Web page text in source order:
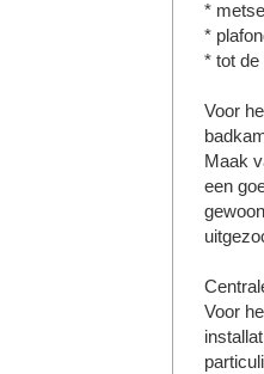
*
*
* tot de
Voor
Maak
een
Voor